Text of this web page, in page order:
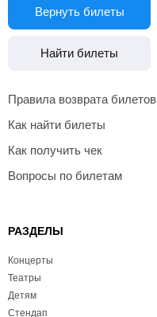
Вернуть билеты
Найти билеты
Правила возврата билетов
Как найти билеты
Как получить чек
Вопросы по билетам
РАЗДЕЛЫ
Концерты
Театры
Детям
Стендап